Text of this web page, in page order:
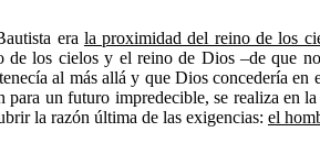
era la proximidad del reino de los
de los cielos y el reino de Dios –de que
al más allá y que Dios concedería
para un futuro impredecible, se realiza en
la razón última de las exigencias: el